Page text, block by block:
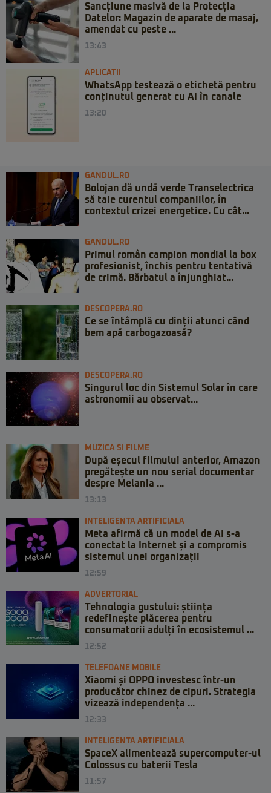
Sancțiune masivă de la Protecția
Datelor: Magazin de aparate de masaj,
amendat cu peste ...
13:43
APLICATII
WhatsApp testează o etichetă pentru
conținutul generat cu AI în canale
13:20
GANDUL.RO
Bolojan dă undă verde Transelectrica
să taie curentul companiilor, în
contextul crizei energetice. Cu cât...
GANDUL.RO
Primul român campion mondial la box
profesionist, închis pentru tentativă
de crimă. Bărbatul a înjunghiat...
DESCOPERA.RO
Ce se întâmplă cu dinții atunci când
bem apă carbogazoasă?
DESCOPERA.RO
Singurul loc din Sistemul Solar în care
astronomii au observat...
MUZICA SI FILME
După eșecul filmului anterior, Amazon
pregătește un nou serial documentar
despre Melania ...
13:13
INTELIGENTA ARTIFICIALA
Meta afirmă că un model de AI s-a
conectat la Internet și a compromis
sistemul unei organizații
12:59
ADVERTORIAL
Tehnologia gustului: știința
redefinește plăcerea pentru
consumatorii adulți în ecosistemul ...
12:52
TELEFOANE MOBILE
Xiaomi și OPPO investesc într-un
producător chinez de cipuri. Strategia
vizează independența ...
12:33
INTELIGENTA ARTIFICIALA
SpaceX alimentează supercomputer-ul
Colossus cu baterii Tesla
11:57